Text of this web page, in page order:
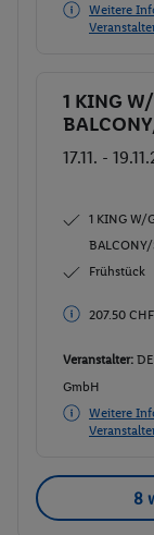
Weitere
Buchen
1 KING
17.11. -
1 KING W/
Frühstück
207.50
Veranstalter:
GmbH
Weitere
8